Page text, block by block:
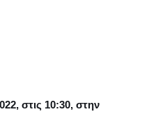
στις 10:30, στην